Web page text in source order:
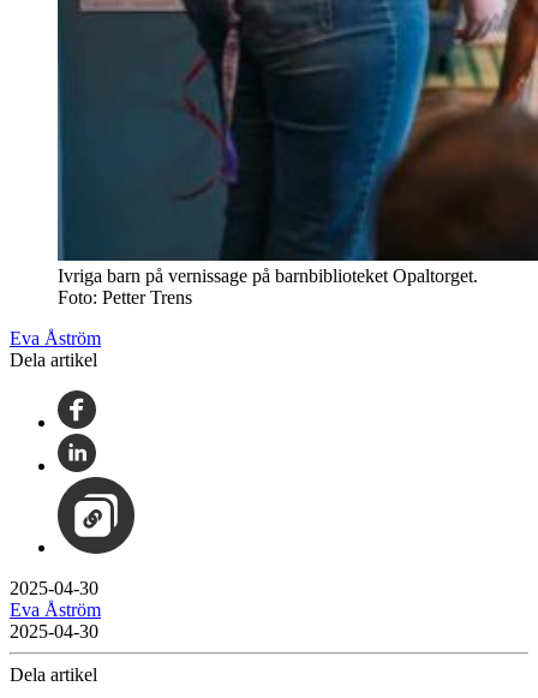
Ivriga barn på vernissage på barnbiblioteket Opaltorget.
Foto: Petter Trens
Eva Åström
Dela artikel
2025-04-30
Eva Åström
2025-04-30
Dela artikel